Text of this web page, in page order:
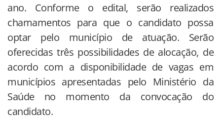
ano. Conforme o edital, serão realizados
chamamentos para que o candidato possa
optar pelo município de atuação. Serão
oferecidas três possibilidades de alocação, de
acordo com a disponibilidade de vagas em
municípios apresentadas pelo Ministério da
Saúde no momento da convocação do
candidato.